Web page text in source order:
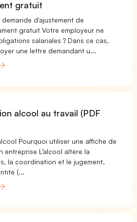
gratuit
d'ajustement de
gratuit Votre employeur ne
salariales ? Dans ce cas,
une lettre demandant u...
alcool au travail (PDF
Pourquoi utiliser une affiche de
entreprise L’alcool altère la
la coordination et le jugement,
(...